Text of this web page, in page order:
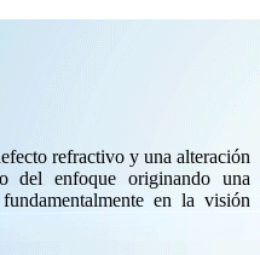
refractivo y una alteración
del enfoque originando una
en la visión